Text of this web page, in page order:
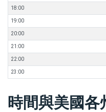
18:00
19:00
20:00
21:00
22:00
23:00
時間與美國各